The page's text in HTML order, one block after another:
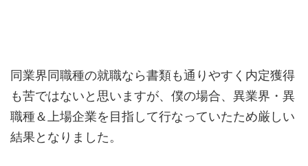
同業界同職種の就職なら書類も通りやすく内定獲得
も苦ではないと思いますが、僕の場合、異業界・異
職種＆上場企業を目指して行なっていたため厳しい
結果となりました。